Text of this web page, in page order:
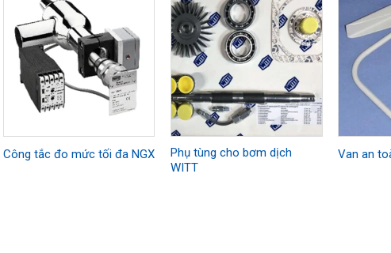
Công tắc đo mức tối đa NGX
Phụ tùng cho bơm dịch
WITT
Van an